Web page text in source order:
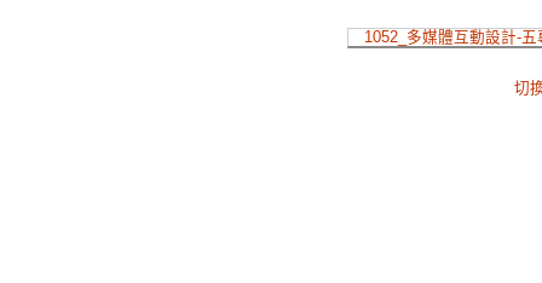
1052_多媒體互動設計-
切